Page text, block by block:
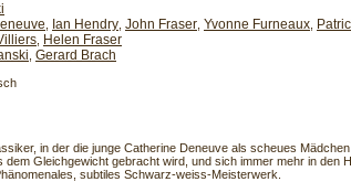
Ian Hendry John Fraser Yvonne Furneaux
Helen Fraser
Gerard Brach
in der die junge Catherine Deneuve als scheues
Gleichgewicht gebracht wird, und sich immer mehr in den
subtiles Schwarz-weiss-Meisterwerk.